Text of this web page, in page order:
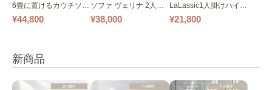
6畳に置けるカウチソフ
ァ｜ベージュ
¥44,800
ソファ ヴェリナ 2人掛
け
¥38,000
LaLassic1人掛けハイバ
ックソファ ワイド
¥21,800
新商品